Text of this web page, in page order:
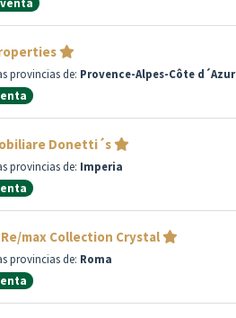
provincias de: Provence-Alpes-Côte d´Azur
Donetti´s
provincias de: Imperia
max Collection Crystal
provincias de: Roma